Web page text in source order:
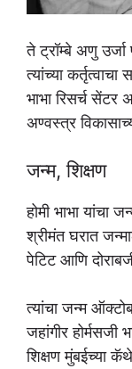
ते ट्रॉम्बे अणु
त्यांच्या
भाभा रिसर्च सेंटर
अण्वस्त्र
जन्म, शिक्षण
होमी भाभा यांचा
श्रीमंत घरात
पेटिट आणि
त्यांचा जन्म
जहांगीर होर्मसजी
शिक्षण मुंबईच्या